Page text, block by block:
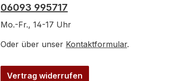
06093 995717
Mo.-Fr., 14-17 Uhr
Oder über unser Kontaktformular.
Vertrag widerrufen